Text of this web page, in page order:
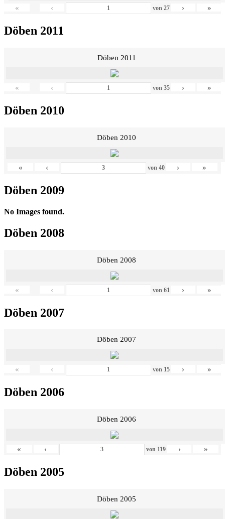
« ‹ von 27 › »
Döben 2011
Döben 2011
« ‹ von 35 › »
Döben 2010
Döben 2010
« ‹ von 40 › »
Döben 2009
No Images found.
Döben 2008
Döben 2008
« ‹ von 61 › »
Döben 2007
Döben 2007
« ‹ von 15 › »
Döben 2006
Döben 2006
« ‹ von 119 › »
Döben 2005
Döben 2005